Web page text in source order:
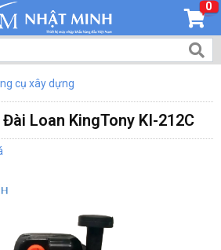
0
cụ xây dựng
Loan KingTony KI-212C